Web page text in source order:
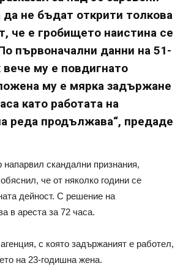
да не бъдат открити толкова
че е гробището наистина се
първоначални данни на 51-
му е повдигнато
му е мярка задържане
като работата на
реда продължава“, предаде
скандални признания,
че от няколко години се
дейност. С решение на
в ареста за 72 часа.
с която задържаният е работел,
на 23-годишна жена.